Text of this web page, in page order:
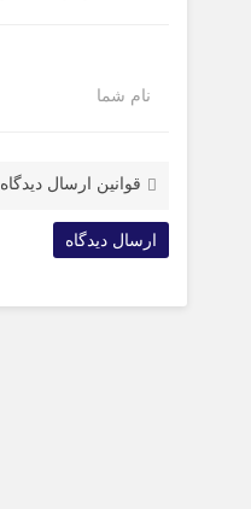
نام شما
قوانین ارسال دیدگاه